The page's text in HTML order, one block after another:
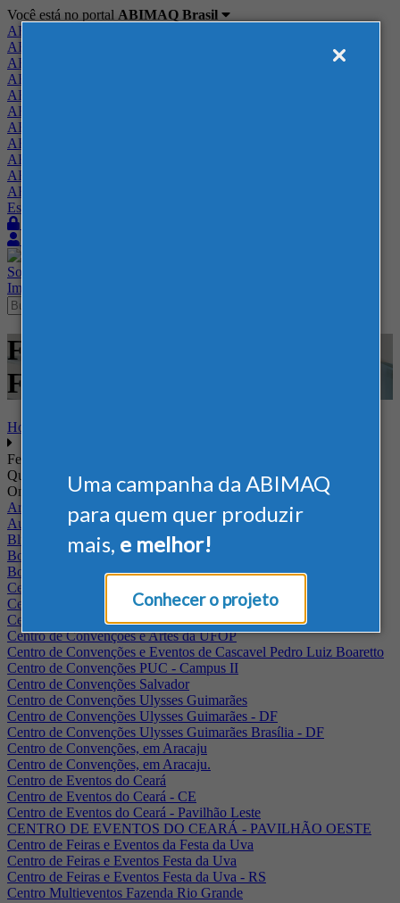
Uma campanha da ABIMAQ
para quem quer produzir
mais, e melhor!
Conhecer o projeto
Você está no portal ABIMAQ Brasil
ABIMAQ Brasil
ABIMAQ Minas Gerais
ABIMAQ Norte-Nordeste
ABIMAQ Paraná
ABIMAQ Piracicaba
ABIMAQ Ribeirão Preto
ABIMAQ Rio de Janeiro
ABIMAQ Rio Grande do Sul
ABIMAQ Santa Catarina
ABIMAQ São Paulo
ABIMAQ Vale do Paraíba
Escritório de Relações Governamentais
Sobre
Imprensa
Feiras - Messe Frankfurt -
Feira Nacional - Têxtil
Home
Feiras
Quando
Onde
Arena Jaguariuna
Auditório Albano Franco - FIEPA
Blumenau - SC
BolognaFiere
Boulevard Olimpico - RJ
Centro Internacional de Convenções do Brasil, em Brasília
Centro de Convenções - SE
Centro de Convenções de Pernambuco - PE
Centro de Convenções e Artes da UFOP
Centro de Convenções e Eventos de Cascavel Pedro Luiz Boaretto
Centro de Convenções PUC - Campus II
Centro de Convenções Salvador
Centro de Convenções Ulysses Guimarães
Centro de Convenções Ulysses Guimarães - DF
Centro de Convenções Ulysses Guimarães Brasília - DF
Centro de Convenções, em Aracaju
Centro de Convenções, em Aracaju.
Centro de Eventos do Ceará
Centro de Eventos do Ceará - CE
Centro de Eventos do Ceará - Pavilhão Leste
CENTRO DE EVENTOS DO CEARÁ - PAVILHÃO OESTE
Centro de Feiras e Eventos da Festa da Uva
Centro de Feiras e Eventos Festa da Uva
Centro de Feiras e Eventos Festa da Uva - RS
Centro Multieventos Fazenda Rio Grande